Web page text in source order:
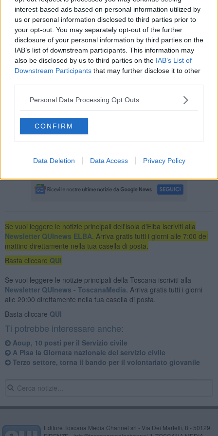
interest-based ads based on personal information utilized by
us or personal information disclosed to third parties prior to
your opt-out. You may separately opt-out of the further
disclosure of your personal information by third parties on the
IAB’s list of downstream participants. This information may
also be disclosed by us to third parties on the IAB’s List of
Downstream Participants that may further disclose it to other
Personal Data Processing Opt Outs
CONFIRM
Data Deletion Data Access Privacy Policy
"È possibile svolgere il Servizio civile anche all'Azienda USL
Toscana nord ovest, dovesono disponibili 38 posti- hanno
spiegato dall'Ausl - dislocati nei Pronto soccorso degli ospedali di
Massa, Pontremoli, Fivizzano, Versilia, Lucca, Castelnuovo
Garfagnana,Pontedera,Volterra, Livorno, Cecina, Piombino e
Portoferraio".
Per legge, inoltre, portando a termine l’esperienza di Servizio civile,
i giovani hanno diritto allariserva dei posti del 15% nei concorsi
pubblici.
Gli aspiranti operatori dovranno inoltrare la domanda attraverso la
piattaforma DOL, dunque interamenteonline. Per informazioni è
numeri telefonici 0587.273599 oppure 348.0655746.
Se vuoi leggere le notizie principali dell'isola d'Elba iscriviti alla
Newsletter QUInews ELBA. Arriva gratis tutti i giorni alle 7:00 del
mattino direttamente nella tua casella di posta.
Basta cliccare QUI
Se vuoi leggere le notizie principali della Toscana iscriviti alla
Newsletter QUInews - ToscanaMedia. Arriva gratis tutti i giorni
alle 20:00 direttamente nella tua casella di posta.
Basta cliccare QUI
Ti potrebbe interessare anche:
Aoup, 10 posti per il Servizio civile
A Pisa la Giornata nazionale del servizio civile
Terzo settore, torna il bando per il volontariato giovanile
Editore Toscana Media Channel srl - Via Dei Martelli, 8 - 50129